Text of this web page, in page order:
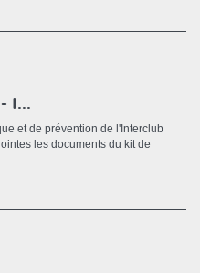
I...
et de prévention de l'Interclub
les documents du kit de